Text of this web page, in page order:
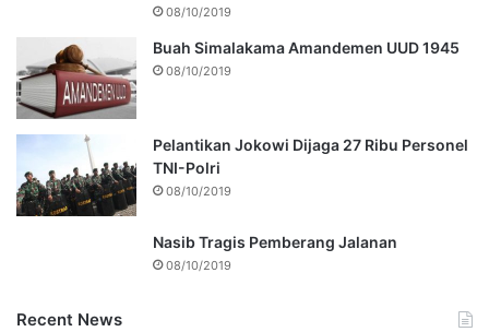
08/10/2019
Buah Simalakama Amandemen UUD 1945
08/10/2019
Pelantikan Jokowi Dijaga 27 Ribu Personel
TNI-Polri
08/10/2019
Nasib Tragis Pemberang Jalanan
08/10/2019
Recent News